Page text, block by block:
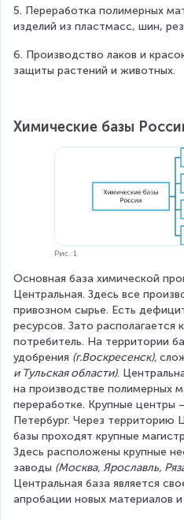
5. Переработка полимерных
изделий из пластмасс, шин,
6. Производство лаков и
защиты растений и животных.
Химические базы
Рис. 1
Основная база химической
Центральная. Здесь все
привозном сырье. Есть
ресурсов. Зато располагается
потребитель. На территории
удобрения (г.Воскресенск),
и Тульская области).
на производстве полимерных
переработке. Крупные центры
Петербург. Через территорию
базы проходят крупные
Здесь расположены крупные
заводы (Москва, Ярославль,
Центральная база является
апробации новых материалов